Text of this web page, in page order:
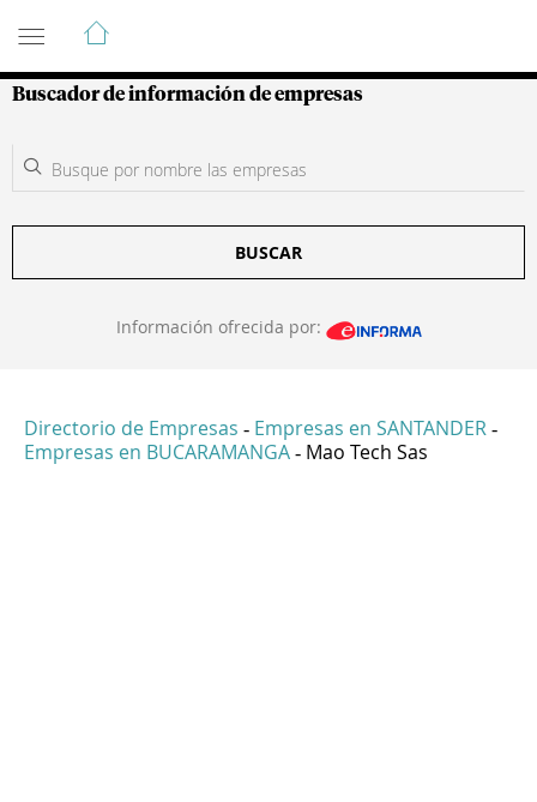
Guía de Empresas Colombianas
Buscador de información de empresas
BUSCAR
Información ofrecida por:
Directorio de Empresas - Empresas en SANTANDER -
Empresas en BUCARAMANGA - Mao Tech Sas